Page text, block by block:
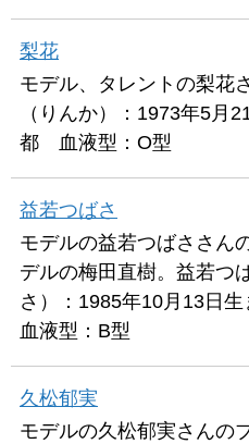
梨花
モデル、タレントの梨花
（りんか）：1973年5
都 血液型：O型
益若つばさ
モデルの益若つばささん
デルの梅田直樹。益若つ
さ）：1985年10月13日
血液型：B型
久松郁実
モデルの久松郁実さんの